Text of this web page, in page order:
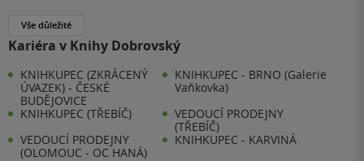
Vše důležité
Kariéra v Knihy Dobrovský
KNIHKUPEC (ZKRÁCENÝ
ÚVAZEK) - ČESKÉ
BUDĚJOVICE
KNIHKUPEC - BRNO (Galerie
Vaňkovka)
KNIHKUPEC (TŘEBÍČ)
VEDOUCÍ PRODEJNY
(TŘEBÍČ)
VEDOUCÍ PRODEJNY
(OLOMOUC - OC HANÁ)
KNIHKUPEC - KARVINÁ